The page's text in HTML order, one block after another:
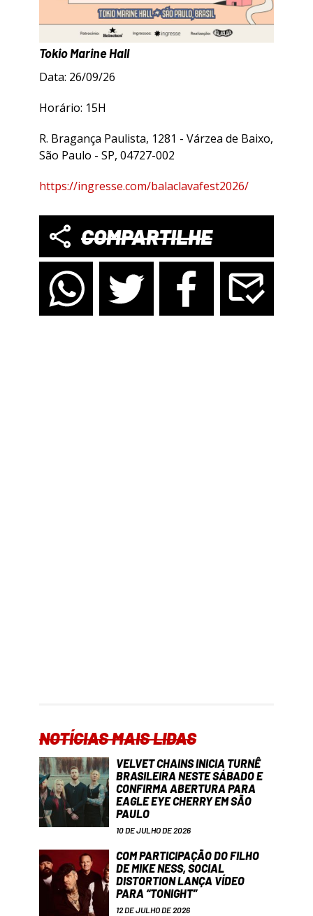
Tokio Marine Hall
Data: 26/09/26
Horário: 15H
R. Bragança Paulista, 1281 - Várzea de Baixo,
São Paulo - SP, 04727-002
https://ingresse.com/balaclavafest2026/
COMPARTILHE
NOTÍCIAS MAIS LIDAS
VELVET CHAINS INICIA TURNÊ
BRASILEIRA NESTE SÁBADO E
CONFIRMA ABERTURA PARA
EAGLE EYE CHERRY EM SÃO
PAULO
10 DE JULHO DE 2026
COM PARTICIPAÇÃO DO FILHO
DE MIKE NESS, SOCIAL
DISTORTION LANÇA VÍDEO
PARA “TONIGHT”
12 DE JULHO DE 2026